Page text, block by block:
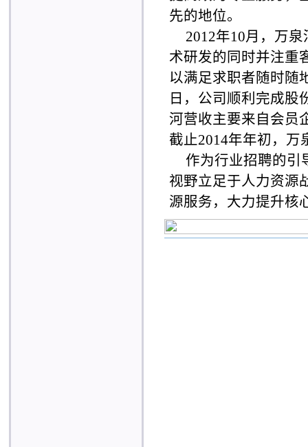
先的地位。
2012年10月，万
术研发的同时并注重
以满足求职者随时随
日，公司顺利完成股
河营收主要来自会员
截止2014年年初，万
作为行业招聘的引
视野立足于人力资源
源服务，大力提升核